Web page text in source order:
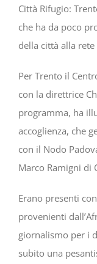
Città Rifugio:
che ha da poco
della città alla
Per Trento il
con la direttrice
programma, ha
accoglienza, che
con il Nodo
Marco Ramigni di
Erano presenti
provenienti
giornalismo per i
subito una